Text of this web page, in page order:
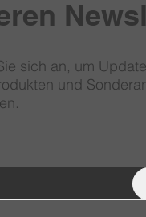
sich an, um
und